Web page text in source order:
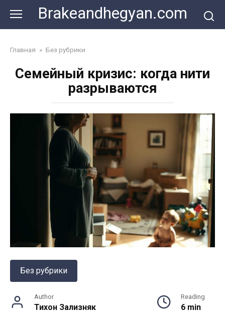
content
Brakeandhegyan.com
Главная » Без рубрики
Семейный кризис: когда нити
разрываются
Без рубрики
Author
Тихон Зализняк
Reading
6 min